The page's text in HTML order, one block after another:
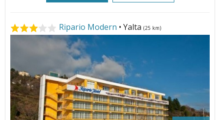
Ripario Modern • Yalta (25 km)